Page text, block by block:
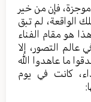
فإن من خير
الواقعة، لم تبق
هو مقام الفناء
عالم التصور، إلا
ما عاهدوا الله
كانت في يوم